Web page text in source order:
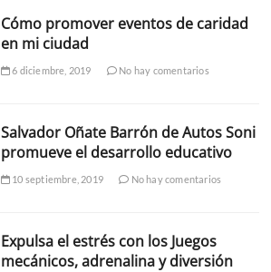
Cómo promover eventos de caridad
en mi ciudad
6 diciembre, 2019 No hay comentarios
Salvador Oñate Barrón de Autos Soni
promueve el desarrollo educativo
10 septiembre, 2019 No hay comentarios
Expulsa el estrés con los Juegos
mecánicos, adrenalina y diversión